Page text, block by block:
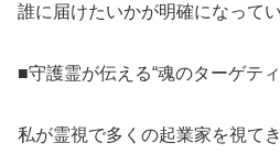
誰に届けたいかが明確になって
​■守護霊が伝える“魂のターゲテ
私が霊視で多くの起業家を視て